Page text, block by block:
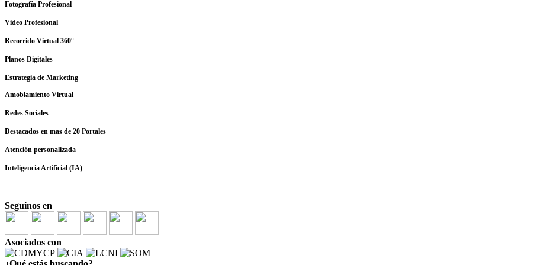
Fotografía Profesional
Video Profesional
Recorrido Virtual 360°
Planos Digitales
Estrategia de Marketing
Amoblamiento Virtual
Redes Sociales
Destacados en mas de 20 Portales
Atención personalizada
Inteligencia Artificial (IA)
Seguinos en
Asociados con